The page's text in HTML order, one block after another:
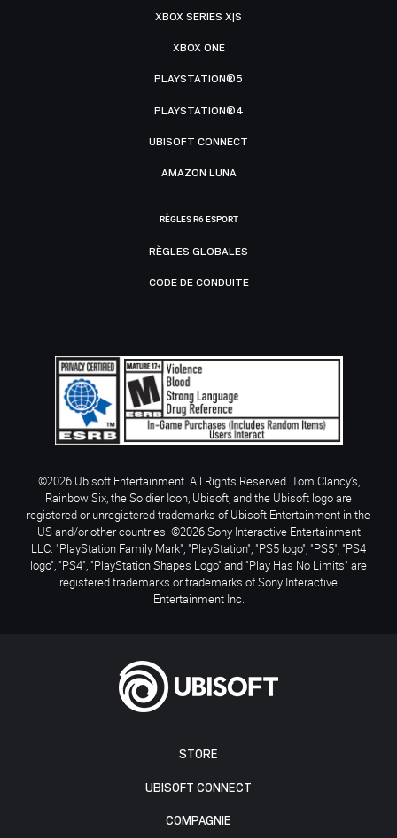
STORE
UBISOFT CONNECT
COMPAGNIE
XBOX SERIES X|S
XBOX ONE
PLAYSTATION®5
PLAYSTATION®4
UBISOFT CONNECT
AMAZON LUNA
RÈGLES R6 ESPORT
RÈGLES GLOBALES
CODE DE CONDUITE
©2026 Ubisoft Entertainment. All Rights Reserved. Tom Clancy’s,
Rainbow Six, the Soldier Icon, Ubisoft, and the Ubisoft logo are
registered or unregistered trademarks of Ubisoft Entertainment in the
US and/or other countries. ©2026 Sony Interactive Entertainment
LLC. "PlayStation Family Mark", "PlayStation", "PS5 logo", "PS5", "PS4
logo", "PS4", "PlayStation Shapes Logo" and "Play Has No Limits" are
registered trademarks or trademarks of Sony Interactive
Entertainment Inc.